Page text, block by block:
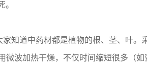
知道中药材都是植物的根、茎、叶。
微波加热干燥，不仅时间缩短很多（如